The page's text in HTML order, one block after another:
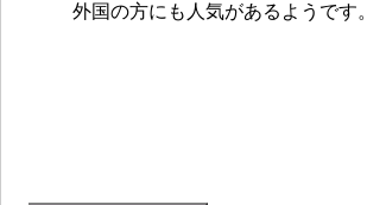
外国の方にも人気があるようです。